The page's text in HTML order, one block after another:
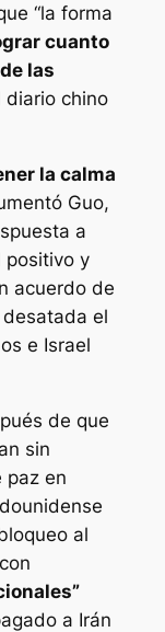
“la forma
cuanto
las
diario chino
la calma
Guo,
a
positivo y
acuerdo de
el
e Israel
de que
sin
paz en
al
a Irán